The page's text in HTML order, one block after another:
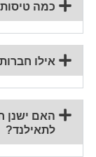
כמה
אילו
האם ישנן
לתאילנד?